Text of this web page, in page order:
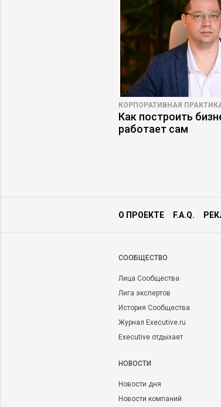
КОРПОРАТИВНАЯ
Как построить
работает сам
О ПРОЕКТЕ F.A.Q.
CООБЩЕСТВО
Лица Сообщества
Лига экспертов
История Сообщества
Журнал Executive.ru
Executive отдыхает
НОВОСТИ
Новости дня
Новости компаний